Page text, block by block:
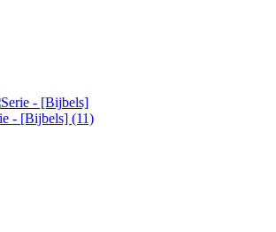
- [Bijbels] (11)